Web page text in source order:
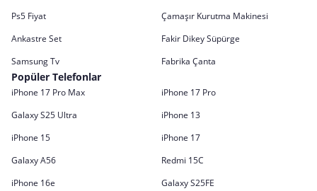
Ps5 Fiyat
Çamaşır Kurutma Makinesi
Ankastre Set
Fakir Dikey Süpürge
Samsung Tv
Fabrika Çanta
Popüler Telefonlar
iPhone 17 Pro Max
iPhone 17 Pro
Galaxy S25 Ultra
iPhone 13
iPhone 15
iPhone 17
Galaxy A56
Redmi 15C
iPhone 16e
Galaxy S25FE